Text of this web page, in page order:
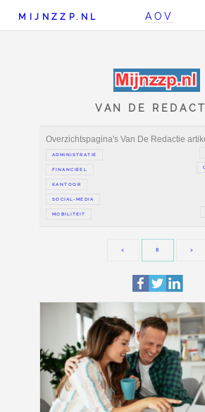
MIJNZZP.NL AOV
VAN
Overzichtspagina's Van
ADMINISTRATIE